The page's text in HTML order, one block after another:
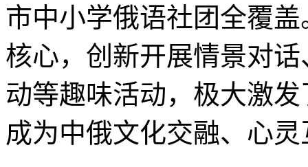
市中小学俄语社团全覆
核心，创新开展情景对
动等趣味活动，极大激
成为中俄文化交融、心